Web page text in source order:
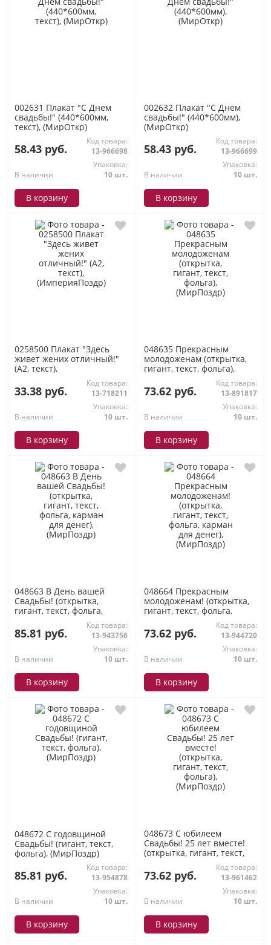
002631 Плакат "С Днем
свадьбы!" (440*600мм,
текст), (МирОткр)
58.43 руб.
Код товара:
13-966698
В наличии
Упаковка:
10 шт.
В корзину
002632 Плакат "С Днем
свадьбы!" (440*600мм),
(МирОткр)
58.43 руб.
Код товара:
13-966699
В наличии
Упаковка:
10 шт.
В корзину
0258500 Плакат "Здесь
живет жених отличный!"
(А2, текст),
33.38 руб.
Код товара:
13-718211
В наличии
Упаковка:
10 шт.
В корзину
048635 Прекрасным
молодоженам (открытка,
гигант, текст, фольга),
73.62 руб.
Код товара:
13-891817
В наличии
Упаковка:
10 шт.
В корзину
048663 В День вашей
Свадьбы! (открытка,
гигант, текст, фольга,
карман для денег),
(МирПоздр)
85.81 руб.
Код товара:
13-943756
В наличии
Упаковка:
10 шт.
В корзину
048664 Прекрасным
молодоженам! (открытка,
гигант, текст, фольга,
карман для денег),
(МирПоздр)
73.62 руб.
Код товара:
13-944720
В наличии
Упаковка:
10 шт.
В корзину
048672 С годовщиной
Свадьбы! (гигант, текст,
фольга), (МирПоздр)
85.81 руб.
Код товара:
13-954878
В наличии
Упаковка:
10 шт.
В корзину
048673 С юбилеем
Свадьбы! 25 лет вместе!
(открытка, гигант, текст,
фольга), (МирПоздр)
73.62 руб.
Код товара:
13-961462
В наличии
Упаковка:
10 шт.
В корзину